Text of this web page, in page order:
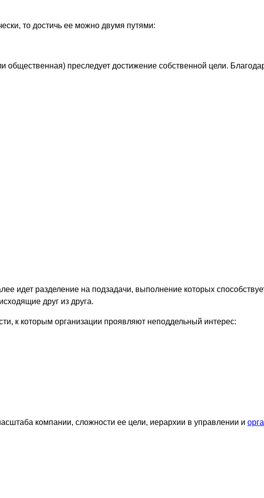
то достичь ее можно двумя путями:
общественная) преследует достижение собственной цели.
идет разделение на подзадачи, выполнение которых
друг из друга.
к которым организации проявляют неподдельный интерес:
компании, сложности ее цели, иерархии в управлении и